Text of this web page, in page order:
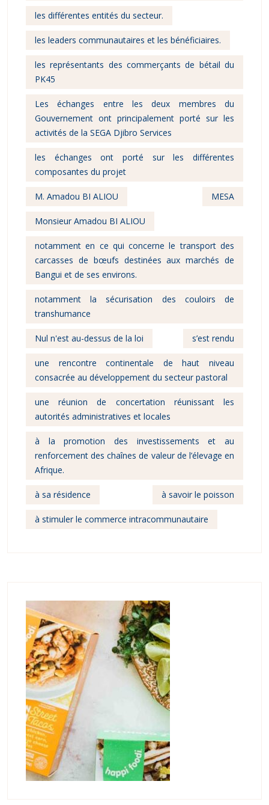
les différentes entités du secteur.
les leaders communautaires et les bénéficiaires.
les représentants des commerçants de bétail du
PK45
Les échanges entre les deux membres du
Gouvernement ont principalement porté sur les
activités de la SEGA Djibro Services
les échanges ont porté sur les différentes
composantes du projet
M. Amadou BI ALIOU MESA
Monsieur Amadou BI ALIOU
notamment en ce qui concerne le transport des
carcasses de bœufs destinées aux marchés de
Bangui et de ses environs.
notamment la sécurisation des couloirs de
transhumance
Nul n'est au-dessus de la loi s’est rendu
une rencontre continentale de haut niveau
consacrée au développement du secteur pastoral
une réunion de concertation réunissant les
autorités administratives et locales
à la promotion des investissements et au
renforcement des chaînes de valeur de l’élevage en
Afrique.
à sa résidence à savoir le poisson
à stimuler le commerce intracommunautaire